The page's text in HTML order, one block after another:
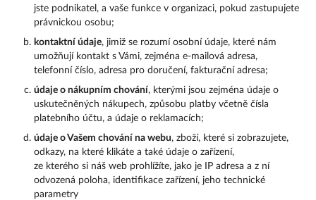
jste podnikatel, a vaše funkce v organizaci, pokud zastupujete
právnickou osobu;
kontaktní údaje, jimiž se rozumí osobní údaje, které nám
umožňují kontakt s Vámi, zejména e-mailová adresa,
telefonní číslo, adresa pro doručení, fakturační adresa;
údaje o nákupním chování, kterými jsou zejména údaje o
uskutečněných nákupech, způsobu platby včetně čísla
platebního účtu, a údaje o reklamacích;
údaje o Vašem chování na webu, zboží, které si zobrazujete,
odkazy, na které klikáte a také údaje o zařízení,
ze kterého si náš web prohlížíte, jako je IP adresa a z ní
odvozená poloha, identifikace zařízení, jeho technické
parametry